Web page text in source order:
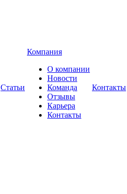
Статьи
Компания
О компании
Новости
Команда
Отзывы
Карьера
Контакты
Контакты